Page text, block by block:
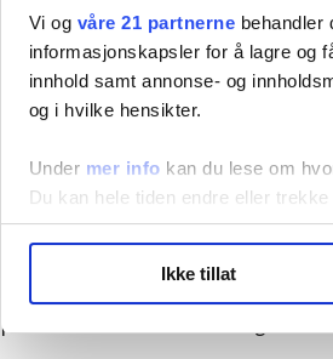
Vi og våre 21 partnerne behandler
informasjonskapsler for å lagre og
innhold samt annonse- og
og i hvilke hensikter.
Under mer info kan du lese om
Du kan hele tiden endre eller
hvordan våre nettsider blir brukt
annonsering. Disse er angitt i
Ikke tillat
Hanna Skotheim
Klatrer hver fredag
Fire mannlige ansatte ved
pasienter som er i behandling for